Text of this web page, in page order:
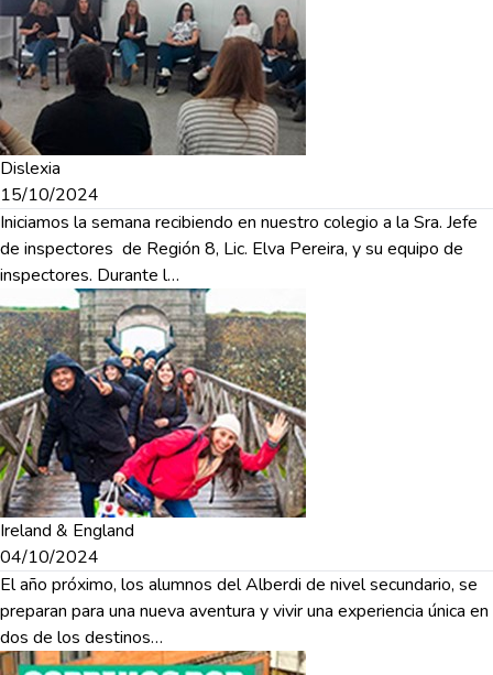
Dislexia
15/10/2024
Iniciamos la semana recibiendo en nuestro colegio a la Sra. Jefe
de inspectores de Región 8, Lic. Elva Pereira, y su equipo de
inspectores. Durante l…
Ireland & England
04/10/2024
El año próximo, los alumnos del Alberdi de nivel secundario, se
preparan para una nueva aventura y vivir una experiencia única en
dos de los destinos…